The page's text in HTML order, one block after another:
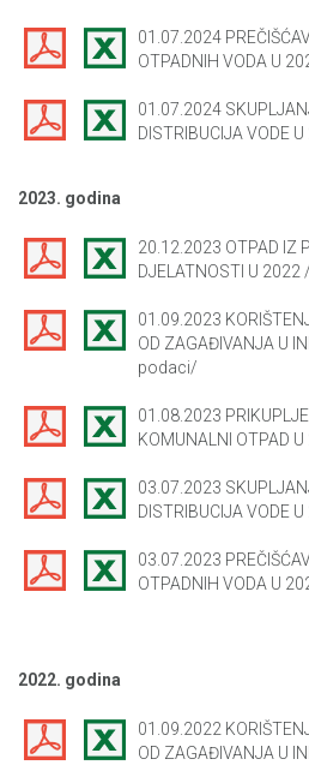
01.07.2024
OTPADNIH VODA U
01.07.2024
DISTRIBUCIJA VODE U
2023. godina
20.12.2023 OTPAD IZ
DJELATNOSTI U 2022
01.09.2023
OD ZAGAĐIVANJA U
podaci/
01.08.2023
KOMUNALNI OTPAD
03.07.2023
DISTRIBUCIJA VODE
03.07.2023
OTPADNIH VODA U
2022. godina
01.09.2022
OD ZAGAĐIVANJA U